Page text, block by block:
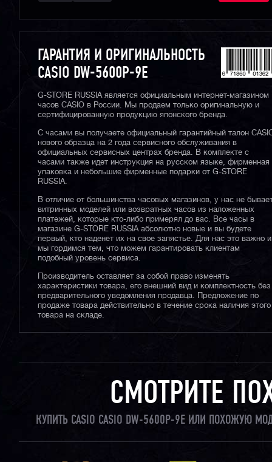
ГАРАНТИЯ И ОРИГИНАЛЬНОСТЬ
CASIO DW-5600P-9E
G-STORE RUSSIA является официальным интернет-магазином
часов CASIO в России. Мы продаем только оригинальную и
сертифицированную продукцию японского бренда.
С часами вы получаете официальный гарантийный талон
нового образца на 2 года сервисного обслуживания в
официальных сервисных центрах бренда. В комплекте с
часами также идет инструкция на русском языке, фирменная
упаковка и небольшие фирменные подарки от G-STORE
RUSSIA.
В отличие от большинства часовых магазинов, у нас не
витринных моделей или возвратных часов из наложенных
платежей, которые кто-либо примерял до вас. Все часы в
магазине G-STORE RUSSIA абсолютно новые и вы будете
первый, кто наденет их на свое запястье. Для нас это важно и
мы гордимся тем, что можем гарантировать клиентам
подобный уровень сервиса.
Производитель оставляет за собой право изменять
характеристики товара, его внешний вид и комплектность без
предварительного уведомления продавца. Предложение по
продаже товара действительно в течение срока наличия этого
товара на складе.
СМОТРИТЕ
КУПИТЬ CASIO CASIO DW-5600P-9E ИЛИ ПОХОЖУЮ